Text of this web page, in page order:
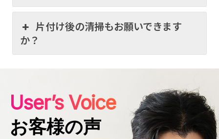
片付け後の清掃もお願いできます
か？
User’s Voice
お客様の声